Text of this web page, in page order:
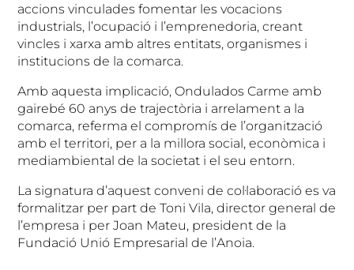
accions vinculades fomentar les vocacions
industrials, l’ocupació i l’emprenedoria, creant
vincles i xarxa amb altres entitats, organismes i
institucions de la comarca.
Amb aquesta implicació, Ondulados Carme amb
gairebé 60 anys de trajectòria i arrelament a la
comarca, referma el compromís de l’organització
amb el territori, per a la millora social, econòmica i
mediambiental de la societat i el seu entorn.
La signatura d’aquest conveni de col·laboració es va
formalitzar per part de Toni Vila, director general de
l’empresa i per Joan Mateu, president de la
Fundació Unió Empresarial de l’Anoia.